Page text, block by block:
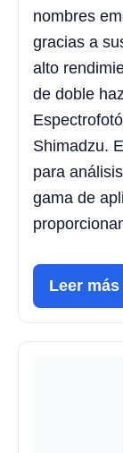
nombres
gracias a
alto
de doble
Shimadzu.
para
gama de
Leer más